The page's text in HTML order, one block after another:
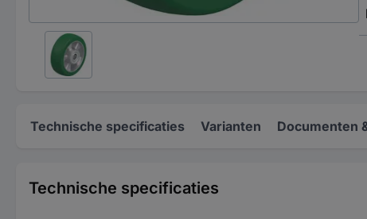
Technische specificaties Varianten Documenten
Technische specificaties